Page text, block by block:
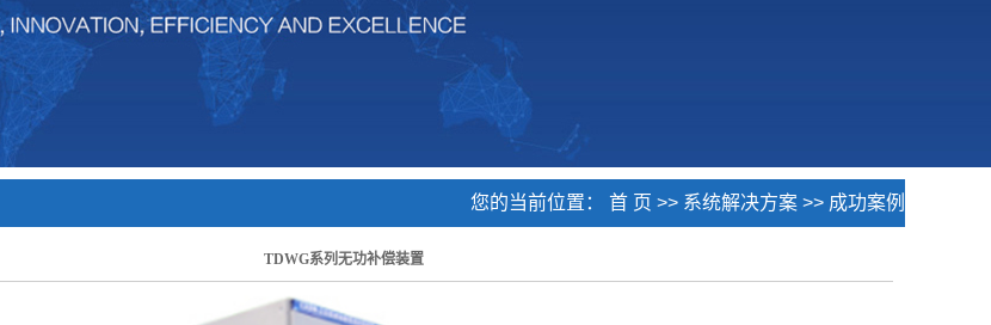
汽车制造及工业智能控制
食品饮料、医药、化工、烟草
中压变频装置
核电
智能控制设备
您的当前位置： 首 页 >> 系统解决方案 >> 成功案例
TDWG系列无功补偿装置